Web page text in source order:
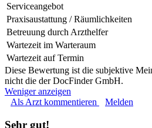
Serviceangebot
Praxisaustattung / Räumlichkeiten
Betreuung durch Arzthelfer
Wartezeit im Warteraum
Wartezeit auf Termin
Diese Bewertung ist die subjektive
nicht die der DocFinder GmbH.
Weniger anzeigen
Als Arzt kommentieren
Melden
Sehr gut!